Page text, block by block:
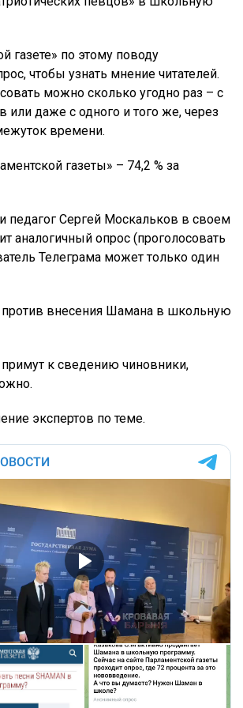
газете» по этому поводу
чтобы узнать мнение читателей.
можно сколько угодно раз – с
или даже с одного и того же, через
времени.
газеты» – 74,2 % за
педагог Сергей Москальков в своем
аналогичный опрос (проголосовать
Телеграма может только один
против внесения Шамана в школьную
примут к сведению чиновники,
экспертов по теме.